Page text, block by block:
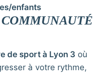
enfants
de sport à Lyon 3 où
à votre rythme,